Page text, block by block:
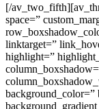
[/
space=”
linktarget=”
highlight=”
background_color=”